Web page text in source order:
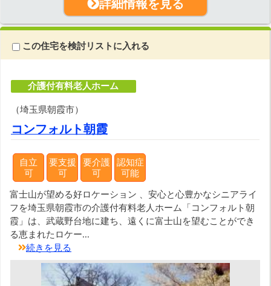
詳細情報を見る
この住宅を検討リストに入れる
介護付有料老人ホーム
（埼玉県朝霞市）
コンフォルト朝霞
自立
可
要支援
可
要介護
可
認知症
可能
富士山が望める好ロケーション 、安心と心豊かなシニアライ
フを埼玉県朝霞市の介護付有料老人ホーム「コンフォルト朝
霞」は、武蔵野台地に建ち、遠くに富士山を望むことができ
る恵まれたロケー...
続きを見る